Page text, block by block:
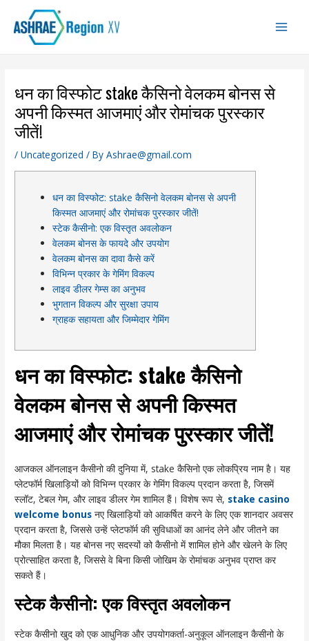
content
धन का विस्फोट stake कैसिनो वेलकम बोनस से
अपनी किस्मत आजमाएं और रोमांचक पुरस्कार
जीतें!
/Uncategorized / ByAshrae@gmail.com
धन का विस्फोट: stake कैसिनो वेलकम बोनस से अपनी
किस्मत आजमाएं और रोमांचक पुरस्कार जीतें!
स्टेक कैसीनो: एक विस्तृत अवलोकन
वेलकम बोनस के फायदे और उपयोग
वेलकम बोनस का दावा कैसे करें
विभिन्न प्रकार के गेमिंग विकल्प
लाइव डीलर गेम्स का अनुभव
भुगतान विकल्प और सुरक्षा उपाय
ग्राहक सहायता और जिम्मेदार गेमिंग
धन का विस्फोट: stake कैसिनो
वेलकम बोनस से अपनी किस्मत
आजमाएं और रोमांचक पुरस्कार जीतें!
आजकल ऑनलाइन कैसीनो की दुनिया में, stake कैसिनो एक लोकप्रिय नाम है। यह
प्लेटफॉर्म खिलाड़ियों को विभिन्न प्रकार के गेमिंग विकल्प प्रदान करता है, जिसमें
स्लॉट, टेबल गेम, और लाइव डीलर गेम शामिल हैं। विशेष रूप से, stake casino
welcome bonus नए खिलाड़ियों को आकर्षित करने के लिए एक शानदार अवसर
प्रदान करता है, जिससे उन्हें प्लेटफॉर्म की सुविधाओं का आनंद लेने और जीतने का
मौका मिलता है। यह बोनस नए सदस्यों को कैसीनो में शामिल होने और खेलने के लिए
प्रोत्साहित करता है, जिससे वे बिना किसी जोखिम के रोमांचक अनुभव प्राप्त कर
सकते हैं।
स्टेक कैसीनो: एक विस्तृत अवलोकन
स्टेक कैसीनो खुद को एक आधुनिक और उपयोगकर्ता-अनुकूल ऑनलाइन कैसीनो के